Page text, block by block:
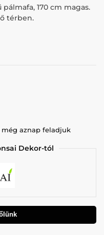
170 cm magas.
térben.
még aznap feladjuk
Dekor-tól